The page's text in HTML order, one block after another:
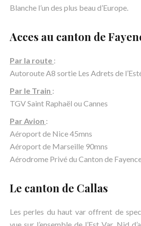
Blanche l’un des plus beau d’Europe.
Acces au canton de
Par la route :
Autoroute A8 sortie Les Adrets de
Par le Train :
TGV Saint Raphaël ou Cannes
Par Avion :
Aéroport de Nice 45mns
Aéroport de Marseille 90mns
Aérodrome Privé du Canton de
Le canton de Callas
Les perles du haut var offrent de